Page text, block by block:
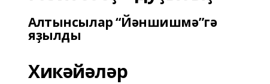
Алтынсылар “Йәншишмә”гә
яҙылды
Хикәйәләр